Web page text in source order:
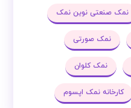
نمک صنعتی نوین نمک
نمک صورتی
نمک کلوان
کارخانه نمک اپسوم